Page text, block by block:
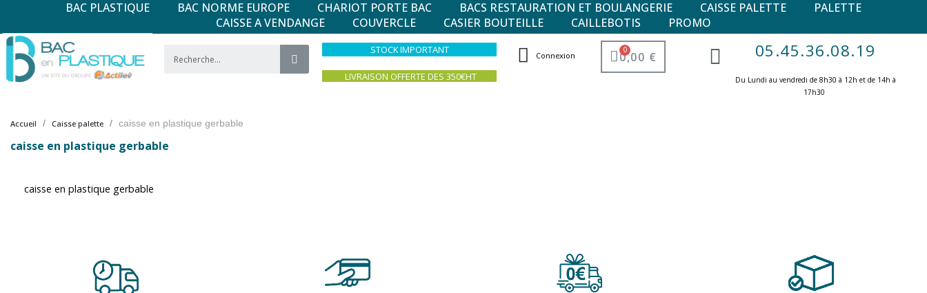
BAC PLASTIQUE BAC NORME EUROPE CHARIOT PORTE BAC BACS RESTAURATION ET BOULANGERIE CAISSE PALETTE
PALETTE
CAISSE A VENDANGE
COUVERCLE CASIER BOUTEILLE CAILLEBOTIS PROMO
STOCK IMPORTANT
LIVRAISON OFFERTE DES 350€HT
Connexion 0,00 € 05.45.36.08.19
Du Lundi au vendredi de 8h30 à 12h et de 14h à
17h30 ​
Accueil Caisse palette caisse en plastique gerbable
caisse en plastique gerbable
caisse en plastique gerbable